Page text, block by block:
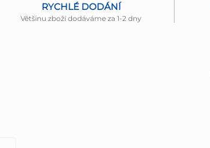
RYCHLÉ DODÁNÍ
Většinu zboží dodáváme za 1-2 dny